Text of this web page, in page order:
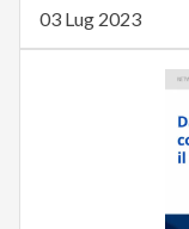
03 Lug 2023